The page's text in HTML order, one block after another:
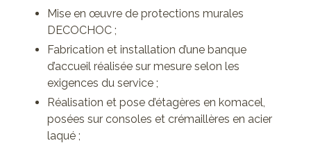
Mise en œuvre de protections murales
DECOCHOC ;
Fabrication et installation d’une banque
d’accueil réalisée sur mesure selon les
exigences du service ;
Réalisation et pose d’étagères en komacel,
posées sur consoles et crémaillères en acier
laqué ;